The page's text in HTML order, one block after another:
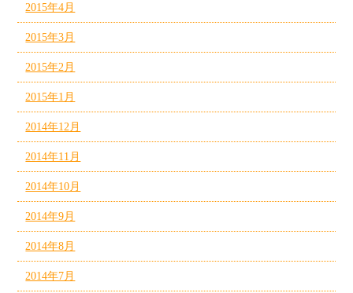
2015年4月
2015年3月
2015年2月
2015年1月
2014年12月
2014年11月
2014年10月
2014年9月
2014年8月
2014年7月